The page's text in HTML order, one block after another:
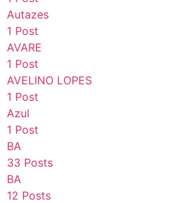
Autazes
1 Post
AVARE
1 Post
AVELINO LOPES
1 Post
Azul
1 Post
BA
33 Posts
BA
12 Posts